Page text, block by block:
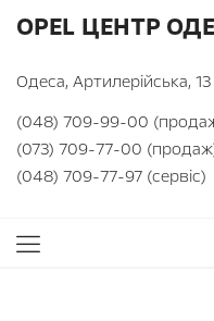
OPEL ЦЕНТР
Одеса, Артилерійська, 13
(048) 709-99-00
(073) 709-77-00
(048) 709-77-97 (сервіс)